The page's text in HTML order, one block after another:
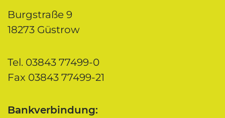
Burgstraße 9
18273 Güstrow
Tel. 03843 77499-0
Fax 03843 77499-21
Bankverbindung: